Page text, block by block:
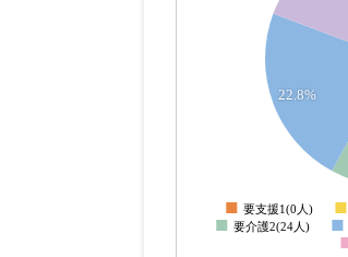
22.8%
要支援1(0人)
要介護2(24人)